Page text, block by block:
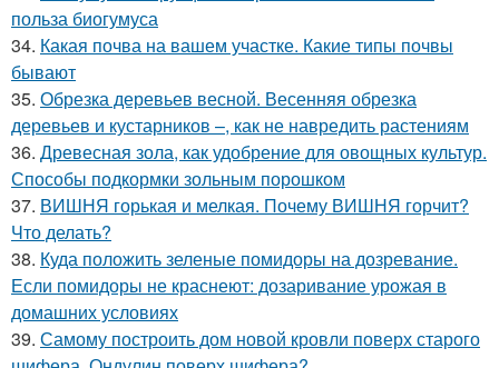
польза биогумуса
34. Какая почва на вашем участке. Какие типы почвы
бывают
35. Обрезка деревьев весной. Весенняя обрезка
деревьев и кустарников –, как не навредить растениям
36. Древесная зола, как удобрение для овощных культур.
Способы подкормки зольным порошком
37. ВИШНЯ горькая и мелкая. Почему ВИШНЯ горчит?
Что делать?
38. Куда положить зеленые помидоры на дозревание.
Если помидоры не краснеют: дозаривание урожая в
домашних условиях
39. Самому построить дом новой кровли поверх старого